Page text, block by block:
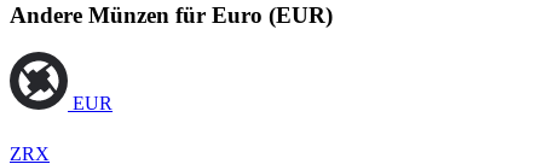
Andere Münzen für Euro (EUR)
EUR
ZRX